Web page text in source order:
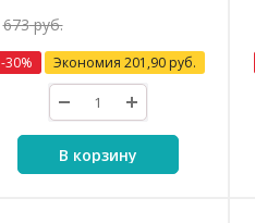
673руб.
-30% Экономия 201,90руб.
В корзину